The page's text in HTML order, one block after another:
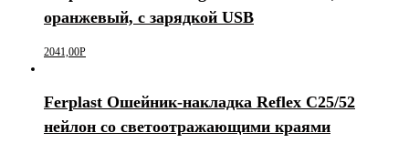
оранжевый, с зарядкой USB
2041,00Р
Ferplast Ошейник-накладка Reflex C25/52
нейлон со светоотражающими краями